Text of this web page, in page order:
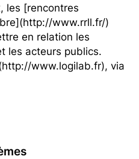
les [rencontres
www.rrll.fr/)
en relation les
les acteurs publics.
www.logilab.fr), via